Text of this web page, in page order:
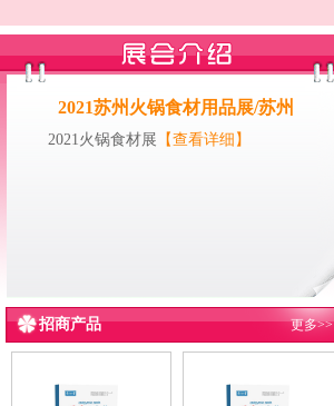
2021苏州火锅食材用品展/苏州
2021火锅食材展 【查看详细】
招商产品 更多>>